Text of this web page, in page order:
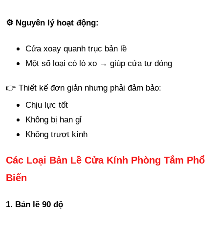
⚙️ Nguyên lý hoạt động:
Cửa xoay quanh trục bản lề
Một số loại có lò xo → giúp cửa tự đóng
👉 Thiết kế đơn giản nhưng phải đảm bảo:
Chịu lực tốt
Không bị han gỉ
Không trượt kính
Các Loại Bản Lề Cửa Kính Phòng Tắm Phổ
Biến
1. Bản lề 90 độ